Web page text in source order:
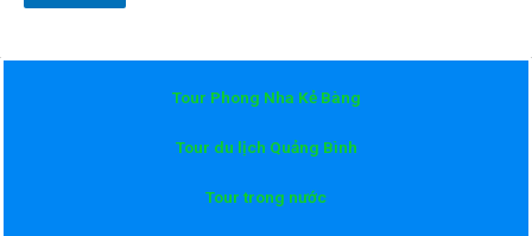
Tour Phong Nha Kẻ Bàng
Tour du lịch Quảng Bình
Tour trong nước